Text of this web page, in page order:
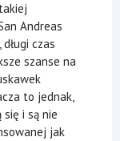
Andreas
czas
szanse na
to jednak,
się i są nie
jak